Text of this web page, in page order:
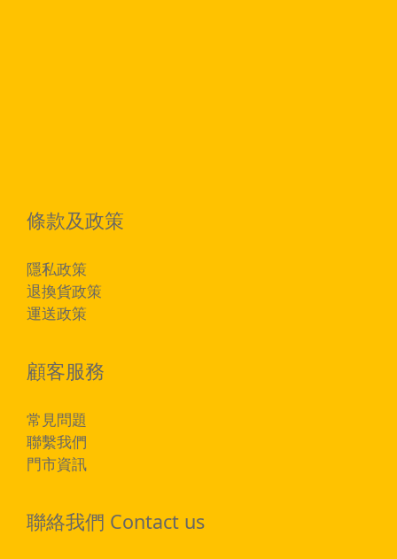
條款及政策
隱私政策
退換貨政策
運送政策
顧客服務
常見問題
聯繫我們
門市資訊
聯絡我們 Contact us